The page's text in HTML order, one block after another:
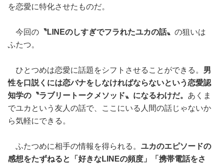
を恋愛に特化させたものだ。
今回の 〝LINEのしすぎでフラれたユカの話〟 の狙いは
ふたつ。
ひとつめは恋愛に話題をシフトさせることができる。 男
性を口説くには恋バナをしなければならないという恋愛認
知学の〝ラブリートークメソッド〟になるわけだ。 あくま
でユカという友人の話で、ここにいる人間の話じゃないか
ら気軽にできる。
ふたつめに相手の情報を得られる。 ユカのエピソードの
感想をたずねると「好きなLINEの頻度」「携帯電話をさ